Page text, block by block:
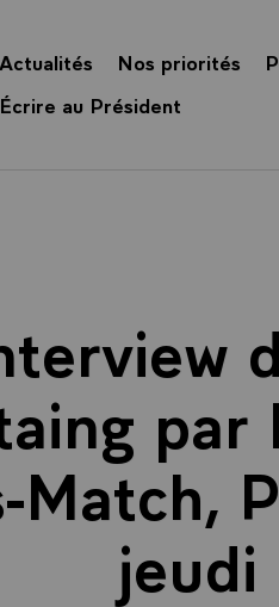
Actualités Nos priorités
Écrire au Président
par
Match,